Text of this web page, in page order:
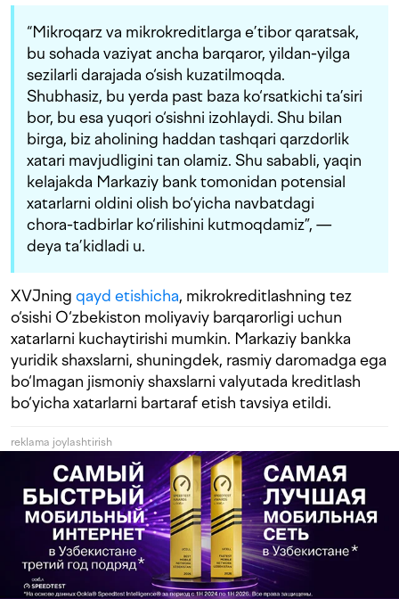
“Mikroqarz va mikrokreditlarga e’tibor qaratsak,
bu sohada vaziyat ancha barqaror, yildan-yilga
sezilarli darajada o‘sish kuzatilmoqda.
Shubhasiz, bu yerda past baza ko‘rsatkichi ta’siri
bor, bu esa yuqori o‘sishni izohlaydi. Shu bilan
birga, biz aholining haddan tashqari qarzdorlik
xatari mavjudligini tan olamiz. Shu sababli, yaqin
kelajakda Markaziy bank tomonidan potensial
xatarlarni oldini olish bo‘yicha navbatdagi
chora-tadbirlar ko‘rilishini kutmoqdamiz”, —
deya ta’kidladi u.
XVJning qayd etishicha, mikrokreditlashning tez
o‘sishi O‘zbekiston moliyaviy barqarorligi uchun
xatarlarni kuchaytirishi mumkin. Markaziy bankka
yuridik shaxslarni, shuningdek, rasmiy daromadga ega
bo‘lmagan jismoniy shaxslarni valyutada kreditlash
bo‘yicha xatarlarni bartaraf etish tavsiya etildi.
reklama joylashtirish